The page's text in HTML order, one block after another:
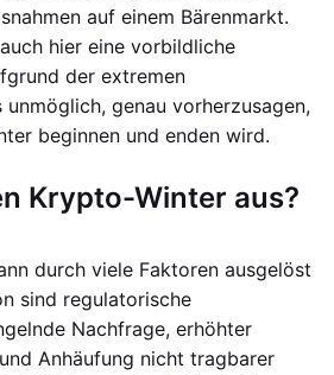
auf einem Bärenmarkt.
hier eine vorbildliche
der extremen
genau vorherzusagen,
beginnen und enden wird.
Krypto-Winter aus?
durch viele Faktoren ausgelöst
sind regulatorische
Nachfrage, erhöhter
Anhäufung nicht tragbarer